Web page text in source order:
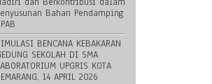
Bahan Pendamping
BENCANA KEBAKARAN
SEKOLAH DI SMA
UPGRIS KOTA
14 APRIL 2026